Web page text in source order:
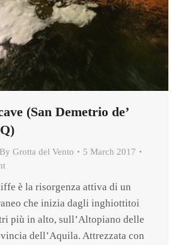
(San Demetrio de’
By Grotta del Vento
5 March 2017
è la risorgenza attiva di un
che inizia dagli inghiottitoi
più in alto, sull’Altopiano delle
dell’Aquila. Attrezzata con